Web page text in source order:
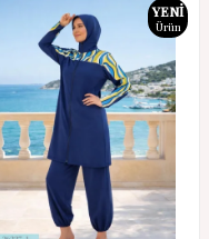
YENI
Ürün